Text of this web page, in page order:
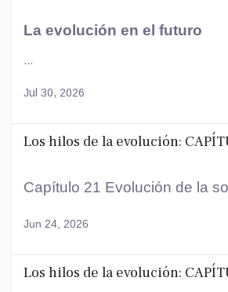
La evolución en el futuro
...
Jul 30, 2026
Los hilos de la evolución:
Capítulo 21 Evolución de la
Jun 24, 2026
Los hilos de la evolución: